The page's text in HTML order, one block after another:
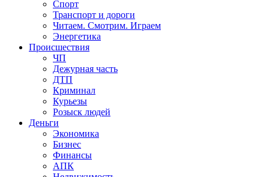
Спорт
Транспорт и дороги
Читаем. Смотрим. Играем
Энергетика
Происшествия
ЧП
Дежурная часть
ДТП
Криминал
Курьезы
Розыск людей
Деньги
Экономика
Бизнес
Финансы
АПК